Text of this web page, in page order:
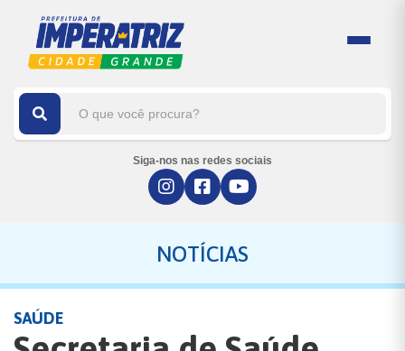
Siga-nos nas redes sociais
NOTÍCIAS
SAÚDE